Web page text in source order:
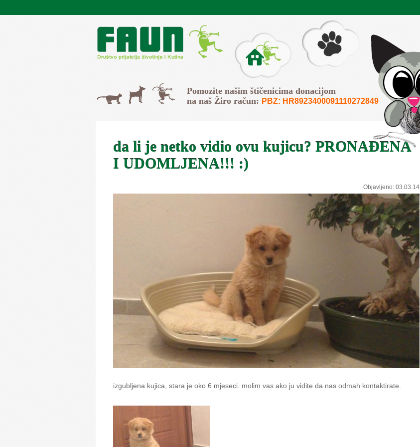
O Faunu
Pišemo
Mačke
Psi Svi
Pomozite našim štičenicima donacijom
na naš Žiro račun: PBZ: HR8923400091110272849
da li je netko vidio ovu kujicu? PRONAĐENA
I UDOMLJENA!!! :)
Objavljeno: 03.03.14
izgubljena kujica, stara je oko 6 mjeseci. molim vas ako ju vidite da nas odmah kontaktirate.